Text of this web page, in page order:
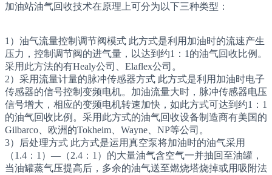
加油站油气回收技术在原理上可分为以下三种类型：
1）油气流量控制调节阀模式 此方式是利用加油时的流速产生
压力，控制调节阀的进气量，以达到约1：1的油气回收比例。
采用此方法的有Healy公司、Elaflex公司。
2）采用流量计量的脉冲传感器方式 此方式是利用加油时电子
传感器的信号控制变频电机。加油流量大时，脉冲传感器电压
信号增大，相应的变频电机转速加快，如此方式可达到约1：1
的油气回收比例。采用此方式的油气回收设备制造商有美国的
Gilbarco、欧洲的Tokheim、Wayne、NP等公司。
3）后处理方式 此方式是运用真空泵将加油时的油气采用
（1.4：1）—（2.4：1）的大量油气含空气一并抽回至油罐，
当油罐蒸气压提高后，多余的油气送至燃烧塔烧掉或用吸附法